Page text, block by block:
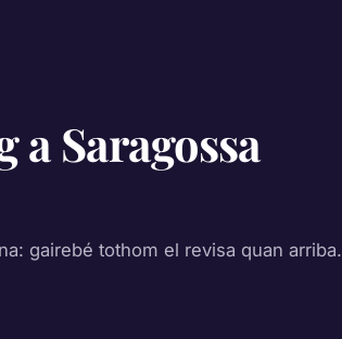
a Saragossa
gairebé tothom el revisa quan arriba.